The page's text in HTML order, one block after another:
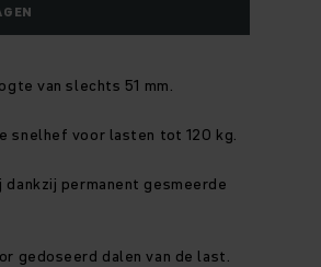
van slechts 51 mm.
snelhef voor lasten tot 120 kg.
dankzij permanent gesmeerde
gedoseerd dalen van de last.